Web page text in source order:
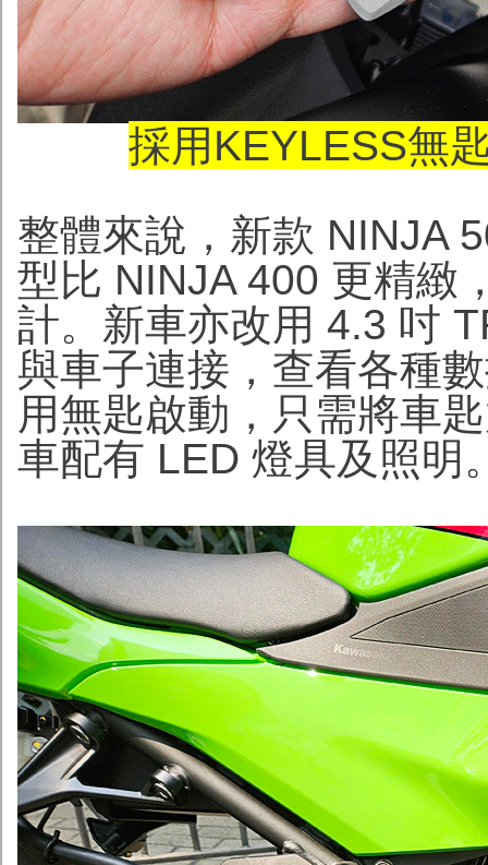
採用KEYLESS無
整體來說，新款 NINJA
型比 NINJA 400 更精緻
計。新車亦改用 4.3 吋
與車子連接，查看各種
用無匙啟動，只需將車
車配有 LED 燈具及照明